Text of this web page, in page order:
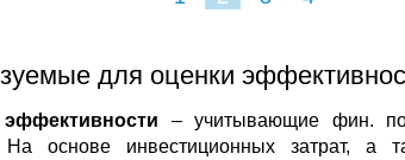
для оценки
– учитывающие фин.
На основе инвестиционных затрат, а